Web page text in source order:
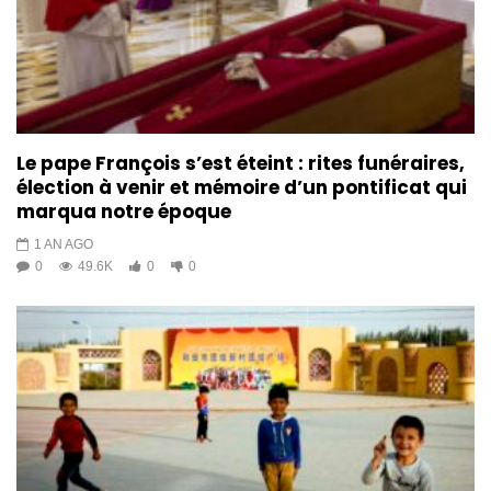
Le pape François s’est éteint : rites funéraires,
élection à venir et mémoire d’un pontificat qui
marqua notre époque
1 AN AGO
0
49.6K 0 0